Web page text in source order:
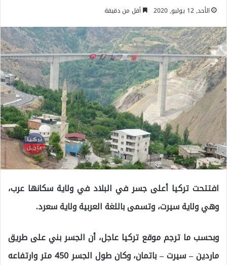
الأحد, 12 يوليو, 2020 أقل من دقيقة
افتتحت تركيا أعلى جسر في البلاد في ولاية سكانها عرب،
وهي ولاية سيرت، وتسمى باللغة العربية ولاية سعرد.
وبحسب ما ترجم موقع تركيا عاجل، أن الجسر بني على طريق
ماردين – سيرت – باتمان، وكان طول الجسر 450 متر وارتفاعه